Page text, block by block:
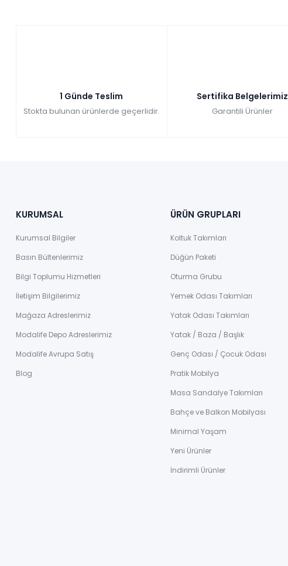
1 Günde Teslim
Stokta bulunan ürünlerde geçerlidir.
Sertifika Belgelerimiz
Garantili Ürünler
KURUMSAL
Kurumsal Bilgiler
Basın Bültenlerimiz
Bilgi Toplumu Hizmetleri
İletişim Bilgilerimiz
Mağaza Adreslerimiz
Modalife Depo Adreslerimiz
Modalife Avrupa Satış
Blog
ÜRÜN GRUPLARI
Koltuk Takımları
Düğün Paketi
Oturma Grubu
Yemek Odası Takımları
Yatak Odası Takımları
Yatak / Baza / Başlık
Genç Odası / Çocuk Odası
Pratik Mobilya
Masa Sandalye Takımları
Bahçe ve Balkon Mobilyası
Minimal Yaşam
Yeni Ürünler
İndirimli Ürünler